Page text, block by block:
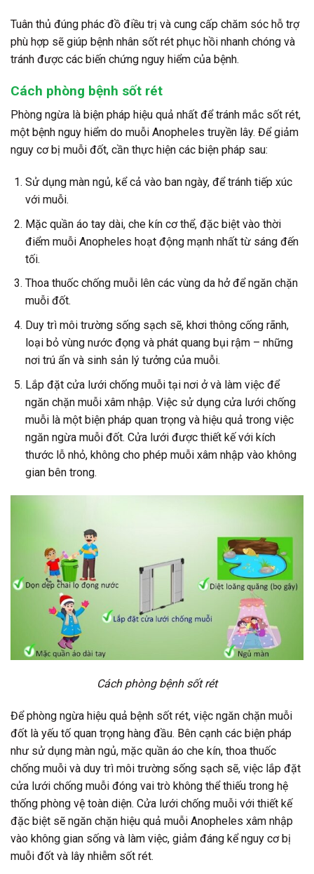
Tuân thủ đúng phác đồ điều trị và cung cấp chăm sóc hỗ trợ
phù hợp sẽ giúp bệnh nhân sốt rét phục hồi nhanh chóng và
tránh được các biến chứng nguy hiểm của bệnh.
Cách phòng bệnh sốt rét
Phòng ngừa là biện pháp hiệu quả nhất để tránh mắc sốt rét,
một bệnh nguy hiểm do muỗi Anopheles truyền lây. Để giảm
nguy cơ bị muỗi đốt, cần thực hiện các biện pháp sau:
Sử dụng màn ngủ, kể cả vào ban ngày, để tránh tiếp xúc
với muỗi.
Mặc quần áo tay dài, che kín cơ thể, đặc biệt vào thời
điểm muỗi Anopheles hoạt động mạnh nhất từ sáng đến
tối.
Thoa thuốc chống muỗi lên các vùng da hở để ngăn chặn
muỗi đốt.
Duy trì môi trường sống sạch sẽ, khơi thông cống rãnh,
loại bỏ vùng nước đọng và phát quang bụi rậm – những
nơi trú ẩn và sinh sản lý tưởng của muỗi.
Lắp đặt cửa lưới chống muỗi tại nơi ở và làm việc để
ngăn chặn muỗi xâm nhập. Việc sử dụng cửa lưới chống
muỗi là một biện pháp quan trọng và hiệu quả trong việc
ngăn ngừa muỗi đốt. Cửa lưới được thiết kế với kích
thước lỗ nhỏ, không cho phép muỗi xâm nhập vào không
gian bên trong.
Cách phòng bệnh sốt rét
Để phòng ngừa hiệu quả bệnh sốt rét, việc ngăn chặn muỗi
đốt là yếu tố quan trọng hàng đầu. Bên cạnh các biện pháp
như sử dụng màn ngủ, mặc quần áo che kín, thoa thuốc
chống muỗi và duy trì môi trường sống sạch sẽ, việc lắp đặt
cửa lưới chống muỗi đóng vai trò không thể thiếu trong hệ
thống phòng vệ toàn diện. Cửa lưới chống muỗi với thiết kế
đặc biệt sẽ ngăn chặn hiệu quả muỗi Anopheles xâm nhập
vào không gian sống và làm việc, giảm đáng kể nguy cơ bị
muỗi đốt và lây nhiễm sốt rét.